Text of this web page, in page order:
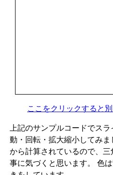
ここをクリックすると
上記のサンプルコードでス
動・回転・拡大縮小してみ
から計算されているので、
事に気づくと思います。 色